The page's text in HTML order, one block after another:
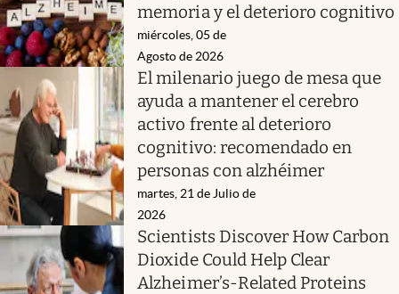
memoria y el deterioro cognitivo
miércoles, 05 de
Agosto de 2026
El milenario juego de mesa que
ayuda a mantener el cerebro
activo frente al deterioro
cognitivo: recomendado en
personas con alzhéimer
martes, 21 de Julio de
2026
Scientists Discover How Carbon
Dioxide Could Help Clear
Alzheimer’s-Related Proteins